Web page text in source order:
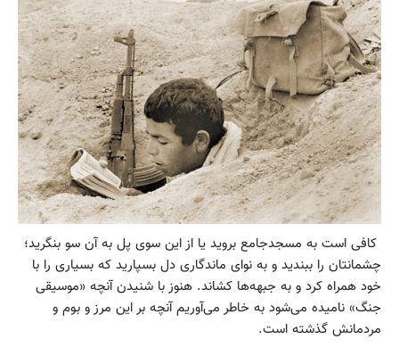
کافی است به مسجدجامع بروید یا از این سوی پل به آن سو بنگرید؛
چشمانتان را ببندید و به نوای ماندگاری دل بسپارید که بسیاری را با
خود همراه کرد و به جبهه‌ها کشاند. هنوز با شنیدن آنچه «موسیقی
جنگ» نامیده می‌شود به خاطر می‌آوریم آنچه بر این مرز و بوم و
مردمانش گذشته است.